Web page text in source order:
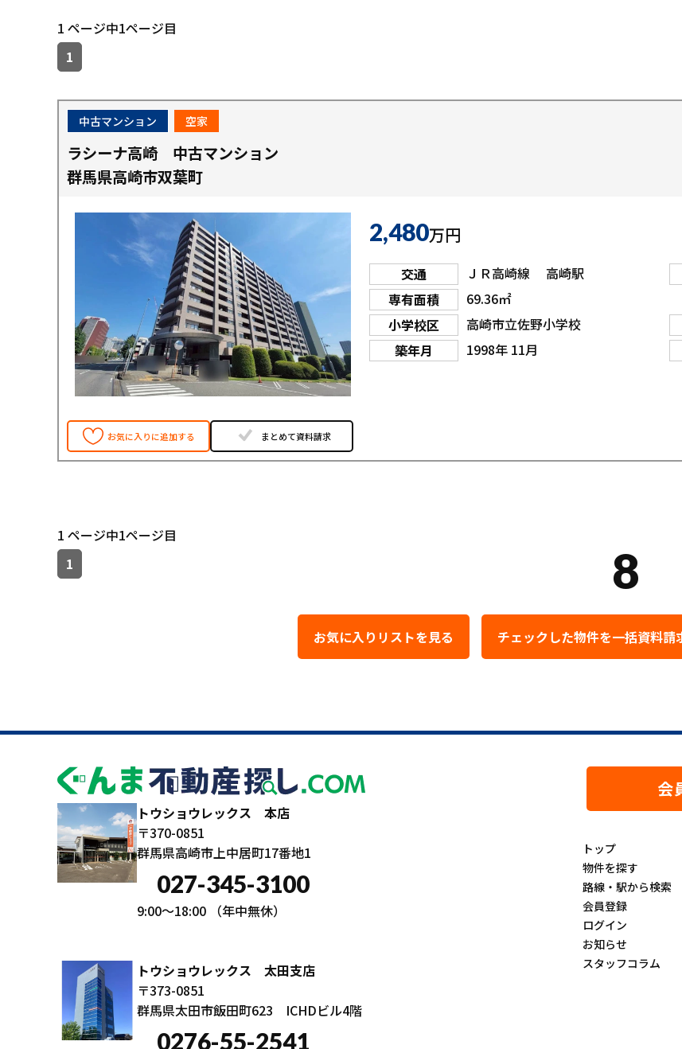
1 ページ中1ページ目
1
中古マンション 空家
ラシーナ高崎 中古マンション
群馬県高崎市双葉町
2,480万円
交通 ＪＲ高崎線 高崎駅
専有面積
69.36㎡
小学校区
高崎市立佐野小学校
築年月
1998年 11月
お気に入りに追加する まとめて資料請求
8
1 ページ中1ページ目
1
お気に入りリストを見る
トウショウレックス 本店
〒370-0851
群馬県高崎市上中居町17番地1
027-345-3100
9:00～18:00 （年中無休）
トウショウレックス 太田支店
〒373-0851
群馬県太田市飯田町623 ICHDビル4階
0276-55-2541
会
トップ
物件を探す
路線・駅から検索
会員登録
ログイン
お知らせ
スタッフコラム